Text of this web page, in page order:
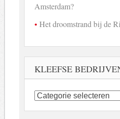
Amsterdam?
Het droomstrand bij de
KLEEFSE
Kleefse
bedrijven